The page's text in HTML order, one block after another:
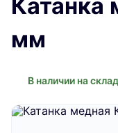
Катанка
мм
В наличии на